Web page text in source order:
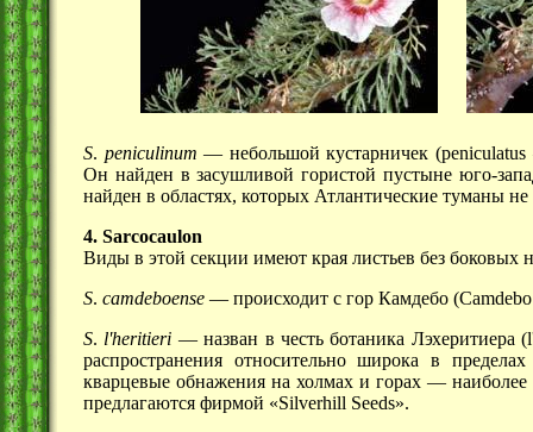
S. peniculinum — небольшой кустарничек
Он найден в засушливой гористой пустыне юго-
найден в областях, которых Атлантические туманы не
4. Sarcocaulon
Виды в этой секции имеют края листьев без боковых
S. camdeboense — происходит с гор Камдебо
S. l'heritieri — назван в честь ботаника Лэхеритиера
распространения относительно широка в
кварцевые обнажения на холмах и горах —
предлагаются фирмой «Silverhill Seeds».